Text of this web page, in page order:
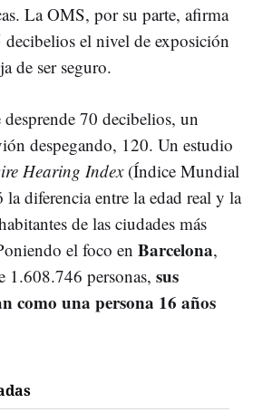
La OMS, por su parte, afirma
el nivel de exposición
de ser seguro.
70 decibelios, un
despegando, 120. Un estudio
Hearing Index(Índice Mundial
diferencia entre la edad real y la
de las ciudades más
el foco en Barcelona,
1.608.746 personas, sus
como una persona 16 años